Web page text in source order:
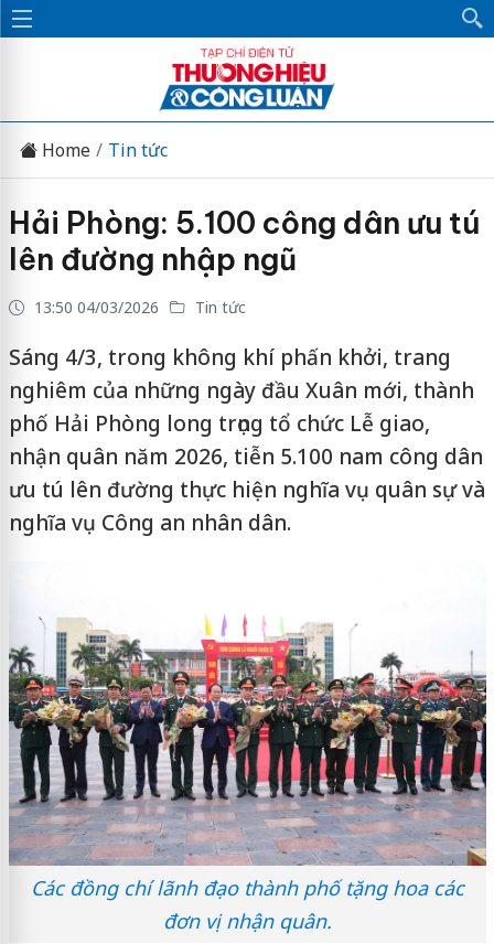
Home Tin tức
Hải Phòng: 5.100 công dân ưu tú
lên đường nhập ngũ
13:50 04/03/2026 Tin tức
Sáng 4/3, trong không khí phấn khởi, trang
nghiêm của những ngày đầu Xuân mới, thành
phố Hải Phòng long trọng tổ chức Lễ giao,
nhận quân năm 2026, tiễn 5.100 nam công dân
ưu tú lên đường thực hiện nghĩa vụ quân sự và
nghĩa vụ Công an nhân dân.
Các đồng chí lãnh đạo thành phố tặng hoa các
đơn vị nhận quân.